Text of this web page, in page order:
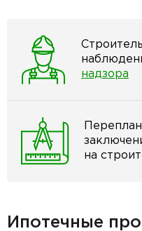
надзора
на
Ипотечные